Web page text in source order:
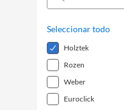
Seleccionar todo
holztek
rozen
weber
euroclick